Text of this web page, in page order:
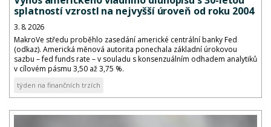
splatností vzrostl na nejvyšší úroveň od roku 2004
3. 8. 2026
MakroVe středu proběhlo zasedání americké centrální banky Fed
(odkaz). Americká měnová autorita ponechala základní úrokovou
sazbu – fed funds rate – v souladu s konsenzuálním odhadem analytiků
v cílovém pásmu 3,50 až 3,75 %.
týden na finančních trzích